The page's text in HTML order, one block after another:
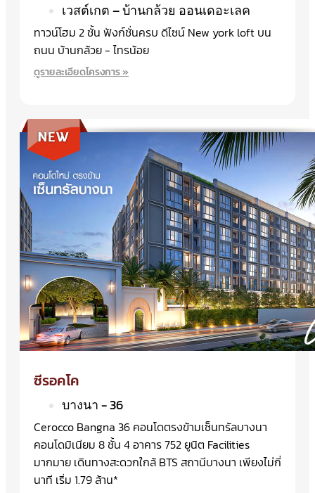
เวสต์เกต – บ้านกล้วย ออนเดอะเลค
ทาวน์โฮม 2 ชั้น ฟังก์ชั่นครบ ดีไซน์ New york loft บน
ถนน บ้านกล้วย - ไทรน้อย
ดูรายละเอียดโครงการ »
ซีรอคโค
บางนา - 36
Cerocco Bangna 36 คอนโดตรงข้ามเซ็นทรัลบางนา
คอนโดมิเนียม 8 ชั้น 4 อาคาร 752 ยูนิต Facilities
มากมาย เดินทางสะดวกใกล้ BTS สถานีบางนา เพียงไม่กี่
นาที เริ่ม 1.79 ล้าน*